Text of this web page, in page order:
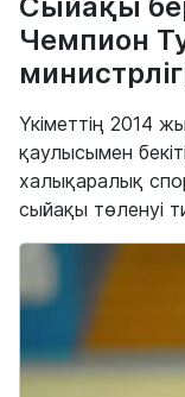
Чемпион
Үкіметтің 2014
қаулысымен
халықаралық
сыйақы төленуі